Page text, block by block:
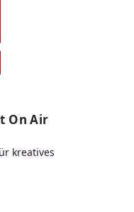
On Air
kreatives